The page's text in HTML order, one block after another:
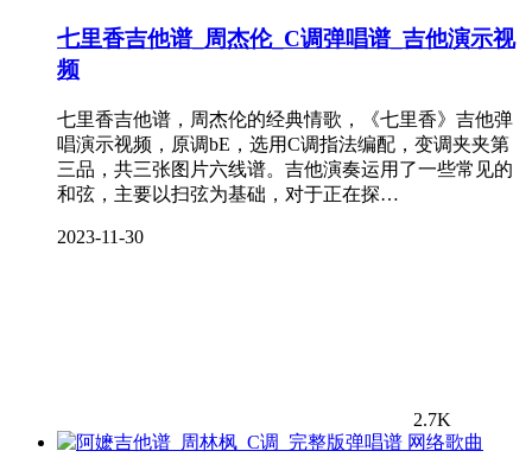
七里香吉他谱_周杰伦_C调弹唱谱_吉他演示视
频
七里香吉他谱，周杰伦的经典情歌，《七里香》吉他弹
唱演示视频，原调bE，选用C调指法编配，变调夹夹第
三品，共三张图片六线谱。吉他演奏运用了一些常见的
和弦，主要以扫弦为基础，对于正在探…
2023-11-30
2.7K
网络歌曲